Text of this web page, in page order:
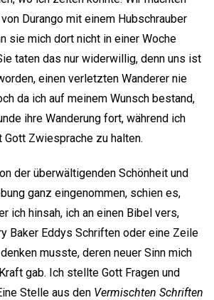
Durango mit einem Hubschrauber
sie mich dort nicht in einer Woche
taten das nur widerwillig, denn uns ist
einen verletzten Wanderer nie
da ich auf meinem Wunsch bestand,
ihre Wanderung fort, während ich
Gott Zwiesprache zu halten.
der überwältigenden Schönheit und
ganz eingenommen, schien es,
ich hinsah, ich an einen Bibel vers,
Baker Eddys Schriften oder eine Zeile
musste, deren neuer Sinn mich
gab. Ich stellte Gott Fragen und
Stelle aus den Vermischten Schriften